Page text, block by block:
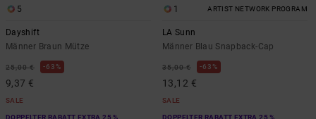
5
Dayshift
Männer Braun Mütze
25,00 € 63%
9,37 €
SALE
DOPPELTER RABATT EXTRA 25 %
1 ARTIST NETWORK PROGRAM
LA Sunn
Männer Blau Snapback-Cap
35,00 € 63%
13,12 €
SALE
DOPPELTER RABATT EXTRA 25 %